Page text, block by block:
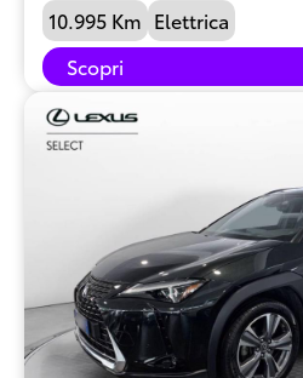
10.995 Km Elettrica
Scopri